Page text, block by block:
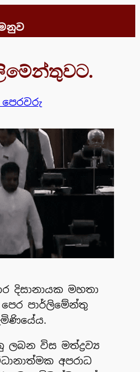
පෙරවරු
දිසානායක මහතා
පාර්ලිමේන්තු
ලබන විස මත්ද්‍රව්‍ය
අපරාධ